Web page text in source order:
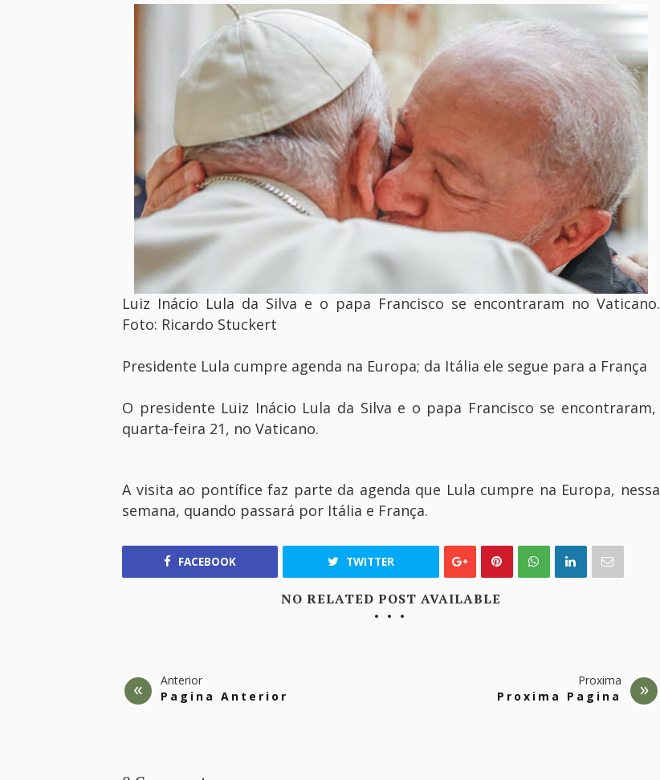
Luiz Inácio Lula da Silva e o papa Francisco se encontraram no Vaticano.
Foto: Ricardo Stuckert
Presidente Lula cumpre agenda na Europa; da Itália ele segue para a França
O presidente Luiz Inácio Lula da Silva e o papa Francisco se encontraram,
quarta-feira 21, no Vaticano.
A visita ao pontífice faz parte da agenda que Lula cumpre na Europa, nessa
semana, quando passará por Itália e França.
FACEBOOK TWITTER
NO RELATED POST AVAILABLE
Anterior
Pagina Anterior
Proxima
Proxima Pagina